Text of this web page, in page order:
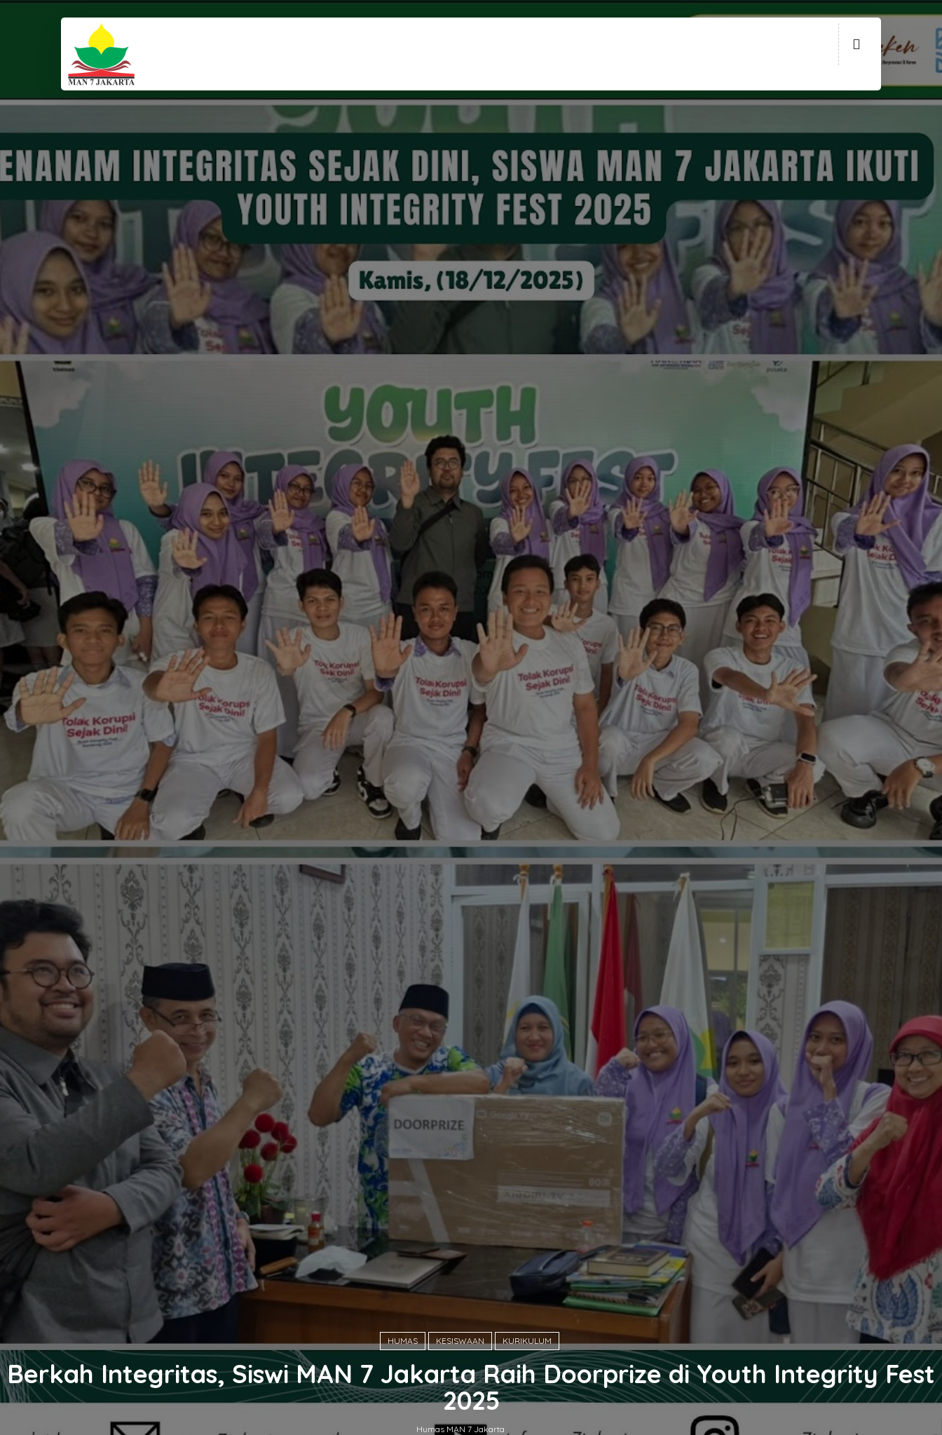
HUMAS KESISWAAN KURIKULUM
Berkah Integritas, Siswi MAN 7 Jakarta Raih Doorprize di Youth Integrity Fest
2025
Humas MAN 7 Jakarta